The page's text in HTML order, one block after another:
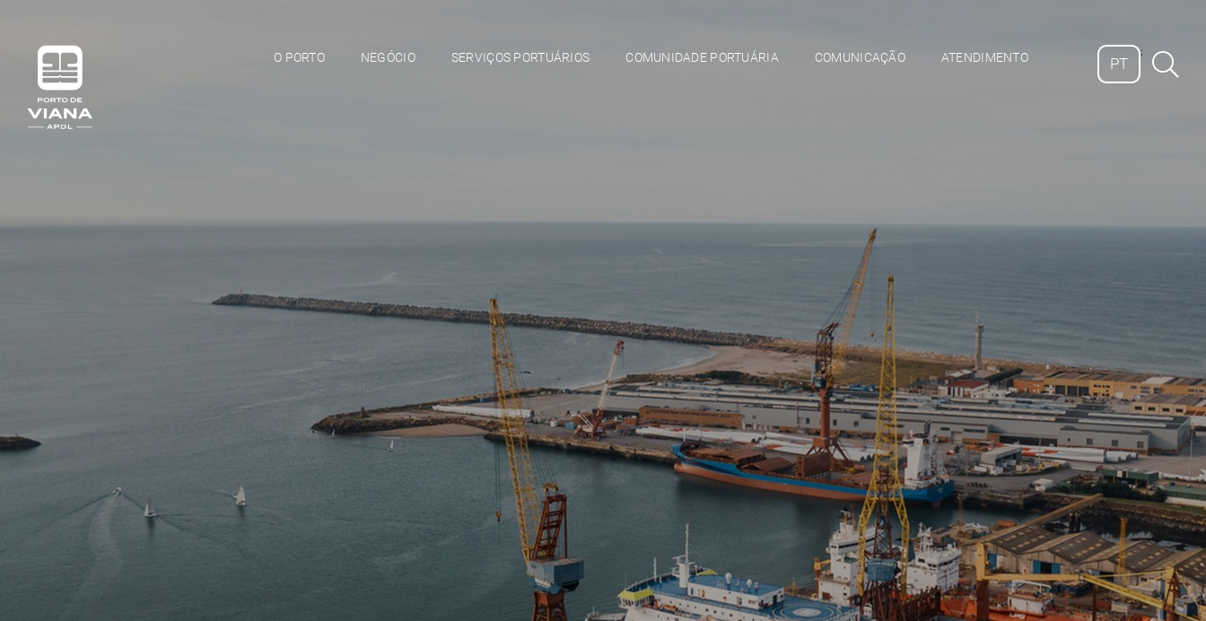
O PORTO NEGÓCIO SERVIÇOS PORTUÁRIOS COMUNIDADE PORTUÁRIA COMUNICAÇÃO ATENDIMENTO PT
;